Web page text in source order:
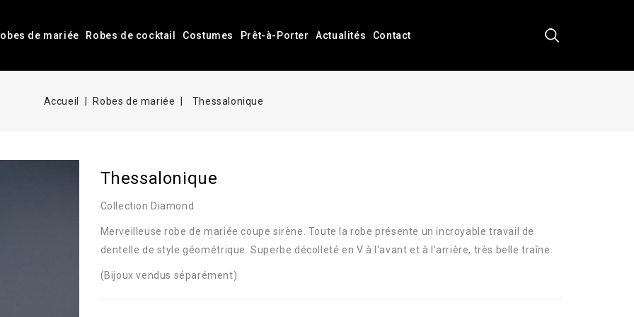
de mariée Robes de cocktail Costumes Prêt-à-Porter Actualités Contact
Accueil Robes de mariée Thessalonique
Thessalonique
Collection Diamond
Merveilleuse robe de mariée coupe sirène. Toute la robe présente un incroyable travail de
dentelle de style géométrique. Superbe décolleté en V à l'avant et à l'arrière, très belle traîne.
(Bijoux vendus séparément)